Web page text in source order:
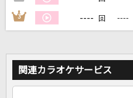
3 ---- 回 ----
関連カラオケサービス